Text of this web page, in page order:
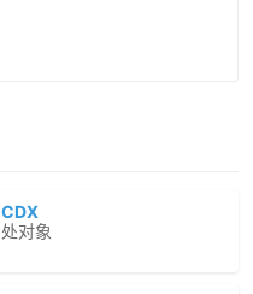
CDX
处对象